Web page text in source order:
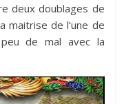
deux doublages de
maitrise de l’une de
de mal avec la